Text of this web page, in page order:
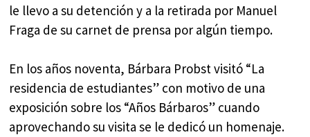
le llevo a su detención y a la retirada por Manuel
Fraga de su carnet de prensa por algún tiempo.
En los años noventa, Bárbara Probst visitó “La
residencia de estudiantes” con motivo de una
exposición sobre los “Años Bárbaros” cuando
aprovechando su visita se le dedicó un homenaje.